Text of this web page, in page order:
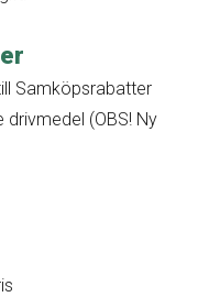
Samköpsrabatter
drivmedel (OBS! Ny